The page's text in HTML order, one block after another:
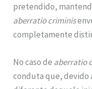
pretendido,
aberratio criminis
completamente
No caso de aberratio
conduta que, devido